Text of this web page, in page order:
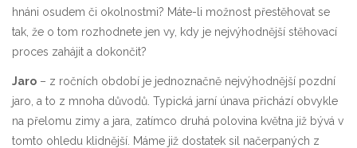
hnáni osudem či okolnostmi? Máte-li možnost přestěhovat se
tak, že o tom rozhodnete jen vy, kdy je nejvýhodnější stěhovací
proces zahájit a dokončit?
Jaro – z ročních období je jednoznačně nejvýhodnější pozdní
jaro, a to z mnoha důvodů. Typická jarní únava přichází obvykle
na přelomu zimy a jara, zatímco druhá polovina května již bývá v
tomto ohledu klidnější. Máme již dostatek sil načerpaných z